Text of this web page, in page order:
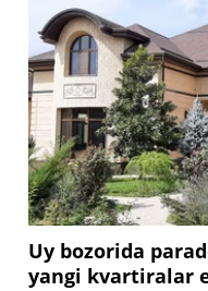
Uy bozorida
yangi kvartiralar